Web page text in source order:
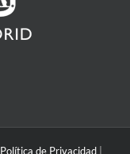
Política de Privacidad|